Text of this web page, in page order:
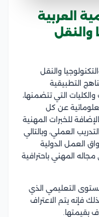
العربية
والنقل
والنقل
التطبيقية
التي تتضمنها،
عن كل
للخبرات المهنية
العملي، وبالتالي
العمل الدولية
المهني باحترافية
التعليمي الذي
فإنه يتم الاعتراف
بقيمتها.